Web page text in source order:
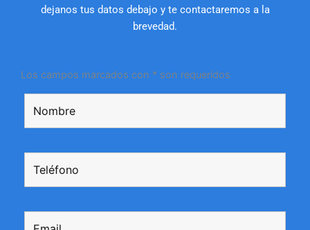
dejanos tus datos debajo y te contactaremos a la
brevedad.
Los campos marcados con * son requeridos